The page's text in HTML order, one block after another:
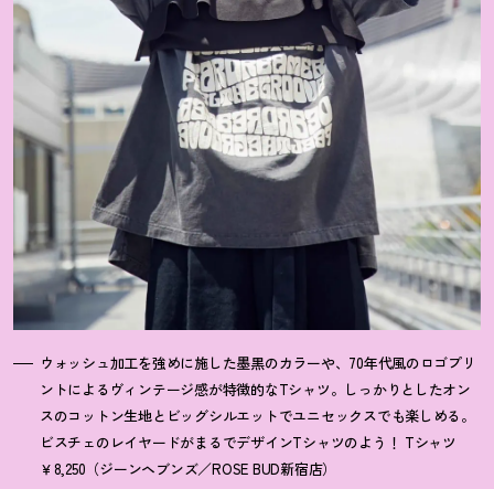
ウォッシュ加工を強めに施した墨黒のカラーや、70年代風のロゴプリ
ントによるヴィンテージ感が特徴的なTシャツ。しっかりとしたオン
スのコットン生地とビッグシルエットでユニセックスでも楽しめる。
ビスチェのレイヤードがまるでデザインTシャツのよう ！ Tシャツ
￥8,250（ジーンヘブンズ／ROSE BUD新宿店）